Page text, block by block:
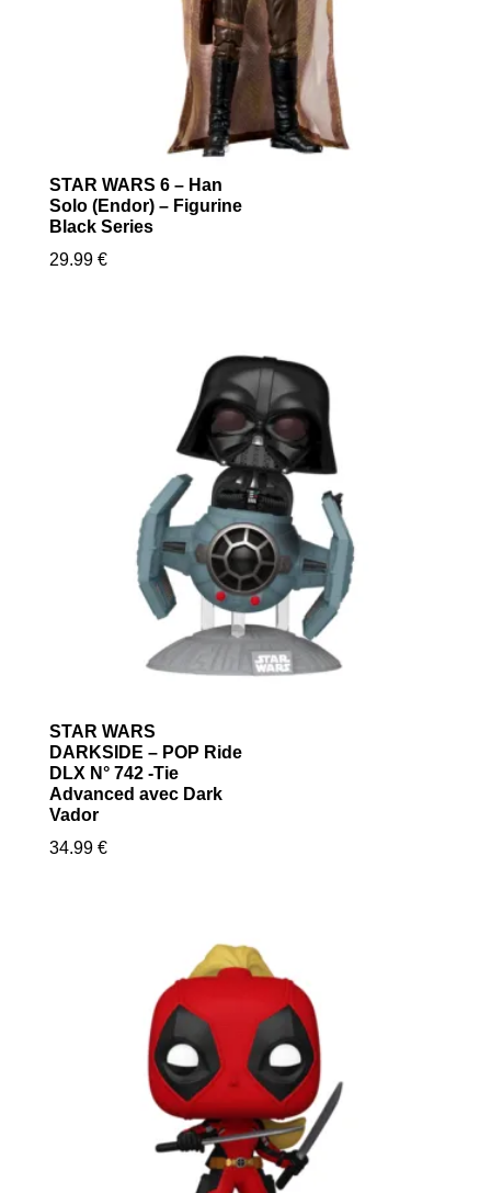
STAR WARS 6 – Han
Solo (Endor) – Figurine
Black Series
29.99 €
STAR WARS
DARKSIDE – POP Ride
DLX N° 742 -Tie
Advanced avec Dark
Vador
34.99 €